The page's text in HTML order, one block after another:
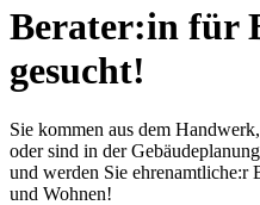
Berater:in für
gesucht!
Sie kommen aus dem
oder sind in der
und werden Sie ehrenamtliche:r
und Wohnen!